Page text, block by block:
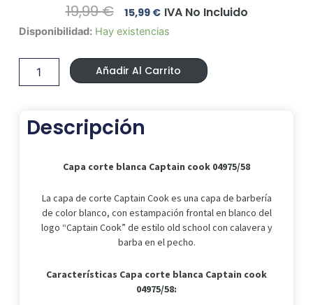
19,99€ El
Precio
Original
Era:
19,99 €.
15,99 €El
Precio
Actual
Es:
15,99 €.
IVA No Incluido
Disponibilidad: Hay existencias
Capa
blanca
Captain
cook
Añadir Al Carrito
Descripción
Capa corte blanca Captain cook 04975/58
La capa de corte Captain Cook es una capa de barbería
de color blanco, con estampación frontal en blanco del
logo “Captain Cook” de estilo old school con calavera y
barba en el pecho.
Características Capa corte blanca Captain cook
04975/58: